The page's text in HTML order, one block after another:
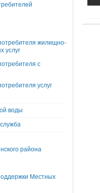
жилищно-
услуг
с
услуг
воды
района
Местных